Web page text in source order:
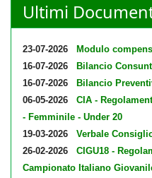
Ultimi
23-07-2026
Modulo
16-07-2026
Bilancio
16-07-2026
Bilancio
06-05-2026
CIA -
- Femminile - Under 20
19-03-2026
Verbale
26-02-2026
CIGU18 -
Campionato Italiano